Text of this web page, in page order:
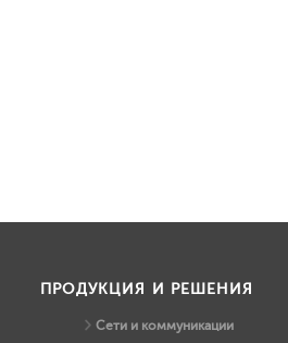
ПРОДУКЦИЯ И РЕШЕНИЯ
Сети и коммуникации